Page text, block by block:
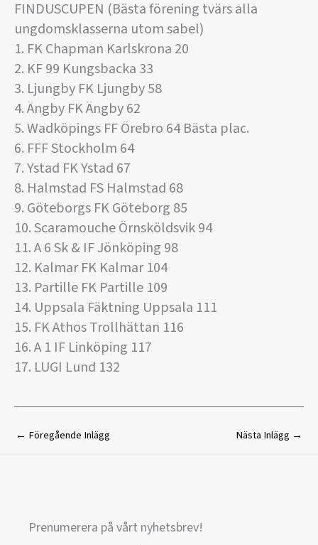
FINDUSCUPEN (Bästa förening tvärs alla
ungdomsklasserna utom sabel)
1. FK Chapman Karlskrona 20
2. KF 99 Kungsbacka 33
3. Ljungby FK Ljungby 58
4. Ängby FK Ängby 62
5. Wadköpings FF Örebro 64 Bästa plac.
6. FFF Stockholm 64
7. Ystad FK Ystad 67
8. Halmstad FS Halmstad 68
9. Göteborgs FK Göteborg 85
10. Scaramouche Örnsköldsvik 94
11. A 6 Sk & IF Jönköping 98
12. Kalmar FK Kalmar 104
13. Partille FK Partille 109
14. Uppsala Fäktning Uppsala 111
15. FK Athos Trollhättan 116
16. A 1 IF Linköping 117
17. LUGI Lund 132
← Föregående Inlägg Nästa Inlägg →
Prenumerera på vårt nyhetsbrev!